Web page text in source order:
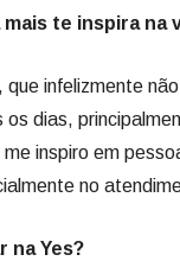
te inspira na
que infelizmente
dias,
inspiro em
no
na Yes?